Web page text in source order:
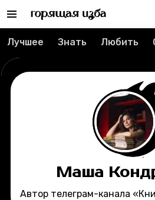
Редакция
Реклама
О проекте
Лучшее Знать Любить
Маша
Автор телеграм-канала